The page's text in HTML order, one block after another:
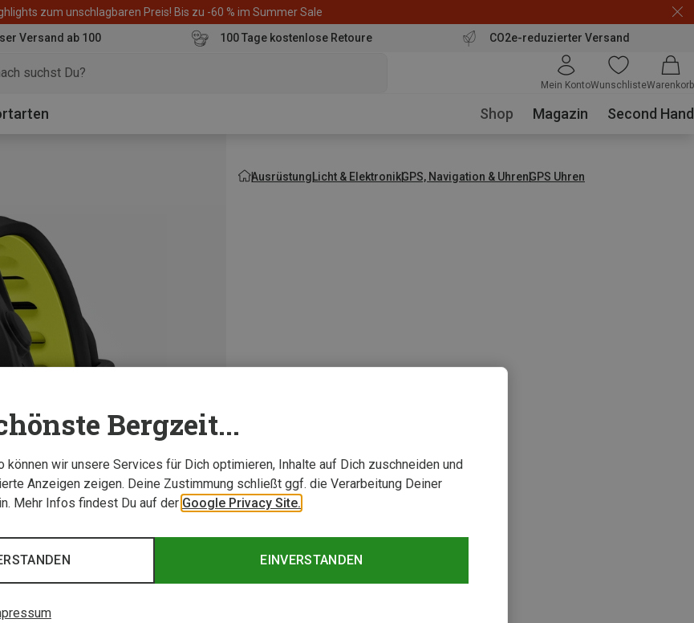
zum unschlagbaren Preis! Bis zu -60 % im Summer Sale
Versand ab 100
100 Tage kostenlose Retoure CO2e-reduzierter Versand
Mein KontoWunschlisteWarenkorb
Shop Magazin Second Hand
AusrüstungLicht & ElektronikGPS, Navigation & UhrenGPS Uhren
Bergzeit...
können wir unsere Services für Dich optimieren, Inhalte auf Dich zuschneiden und
Anzeigen zeigen. Deine Zustimmung schließt ggf. die Verarbeitung Deiner
Mehr Infos findest Du auf der Google Privacy Site.
EINVERSTANDEN